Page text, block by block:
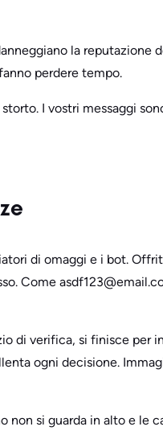
la reputazione
perdere tempo.
I vostri messaggi
di omaggi e i bot.
Come
di verifica, si finisce per
ogni decisione.
non si guarda in alto e le